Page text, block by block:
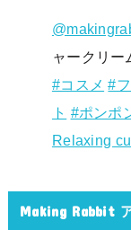
ャークリー
#コスメ #
ト #ポンポ
Relaxing
Making Rabbit